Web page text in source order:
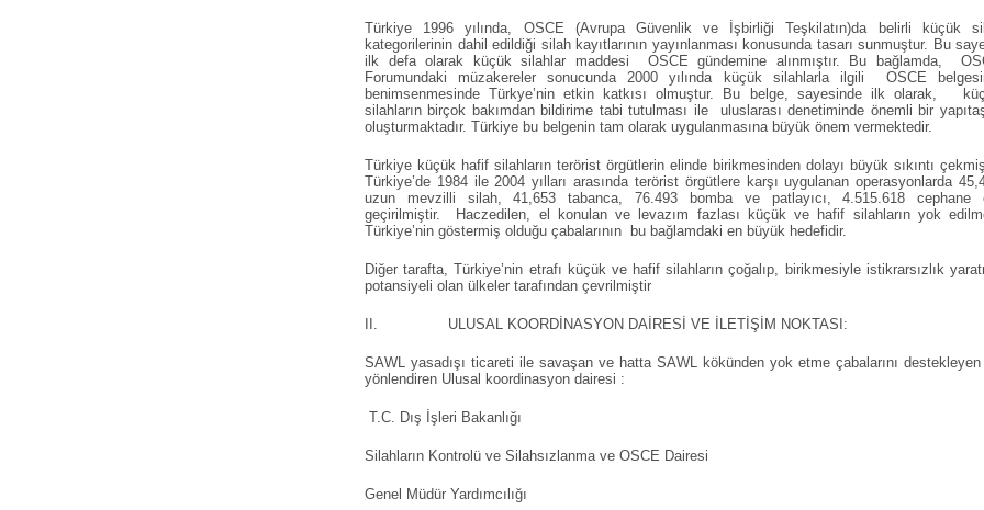
Türkiye 1996 yılında, OSCE (Avrupa Güvenlik ve İşbirliği Teşkilatın)da belirli küçük
kategorilerinin dahil edildiği silah kayıtlarının yayınlanması konusunda tasarı sunmuştur. Bu
ilk defa olarak küçük silahlar maddesi OSCE gündemine alınmıştır. Bu bağlamda,
Forumundaki müzakereler sonucunda 2000 yılında küçük silahlarla ilgili OSCE
benimsenmesinde Türkye’nin etkin katkısı olmuştur. Bu belge, sayesinde ilk olarak,
silahların birçok bakımdan bildirime tabi tutulması ile uluslarası denetiminde önemli bir
oluşturmaktadır. Türkiye bu belgenin tam olarak uygulanmasına büyük önem vermektedir.
Türkiye küçük hafif silahların terörist örgütlerin elinde birikmesinden dolayı büyük sıkıntı
Türkiye’de 1984 ile 2004 yılları arasında terörist örgütlere karşı uygulanan operasyonlarda
uzun mevzilli silah, 41,653 tabanca, 76.493 bomba ve patlayıcı, 4.515.618 cephane
geçirilmiştir. Haczedilen, el konulan ve levazım fazlası küçük ve hafif silahların yok
Türkiye’nin göstermiş olduğu çabalarının bu bağlamdaki en büyük hedefidir.
Diğer tarafta, Türkiye’nin etrafı küçük ve hafif silahların çoğalıp, birikmesiyle istikrarsızlık
potansiyeli olan ülkeler tarafından çevrilmiştir
II. ULUSAL KOORDİNASYON DAİRESİ VE İLETİŞİM NOKTASI:
SAWL yasadışı ticareti ile savaşan ve hatta SAWL kökünden yok etme çabalarını
yönlendiren Ulusal koordinasyon dairesi :
T.C. Dış İşleri Bakanlığı
Silahların Kontrolü ve Silahsızlanma ve OSCE Dairesi
Genel Müdür Yardımcılığı